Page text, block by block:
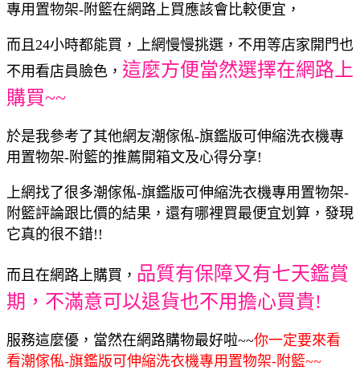
專用置物架-附籃在網路上買應該會比較便宜，
而且24小時都能買，上網慢慢挑選，不用等店家開門也
不用看店員臉色， 這麼方便當然選擇在網路上
購買~~
於是我參考了其他網友潮傢俬-旗鑑版可伸縮洗衣機專
用置物架-附籃的推薦開箱文及心得分享!
上網找了很多潮傢俬-旗鑑版可伸縮洗衣機專用置物架-
附籃評論跟比價的結果，還有哪裡買最便宜划算，發現
它真的很不錯!!
而且在網路上購買， 品質有保障又有七天鑑賞
期，不滿意可以退貨也不用擔心買貴!
服務這麼優，當然在網路購物最好啦~~你一定要來看
看潮傢俬-旗鑑版可伸縮洗衣機專用置物架-附籃~~